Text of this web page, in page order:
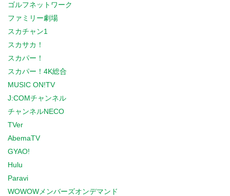
ゴルフネットワーク
ファミリー劇場
スカチャン1
スカサカ！
スカパー！
スカパー！4K総合
MUSIC ON!TV
J:COMチャンネル
チャンネルNECO
TVer
AbemaTV
GYAO!
Hulu
Paravi
WOWOWメンバーズオンデマンド